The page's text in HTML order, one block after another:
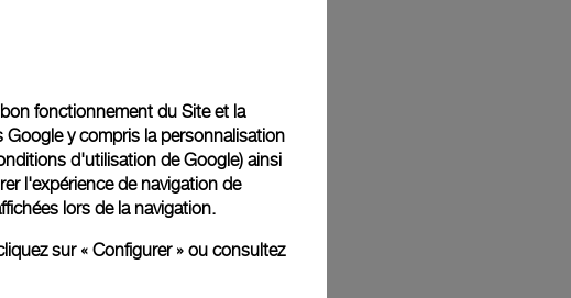
l'expérience de chaque utilisateur :
fonctionnement du Site et la
y compris la personnalisation
d'utilisation de Google) ainsi
l'expérience de navigation de
lors de la navigation.
sur « Configurer » ou consultez